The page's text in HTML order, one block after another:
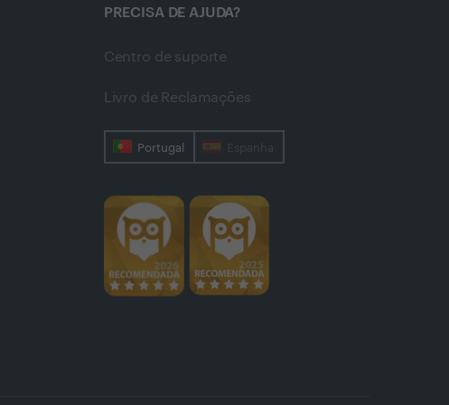
PRECISA DE AJUDA?
Centro de suporte
Livro de Reclamações
Portugal Espanha